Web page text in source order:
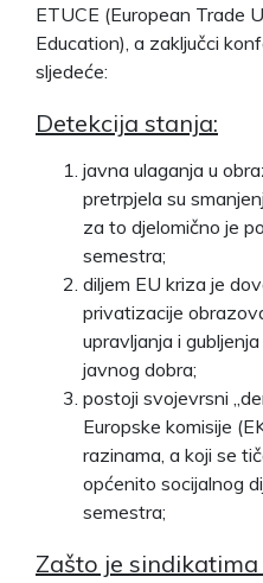
ETUCE (European Trade
Education), a zaključci
sljedeće:
Detekcija stanja:
javna ulaganja u
pretrpjela su
za to djelomično je
semestra;
diljem EU kriza je
privatizacije
upravljanja i
javnog dobra;
postoji svojevrsni
Europske komisije
razinama, a koji se
općenito socijalnog
semestra;
Zašto je